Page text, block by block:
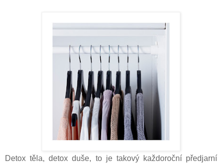
Detox těla, detox duše, to je takový každoroční předjarní